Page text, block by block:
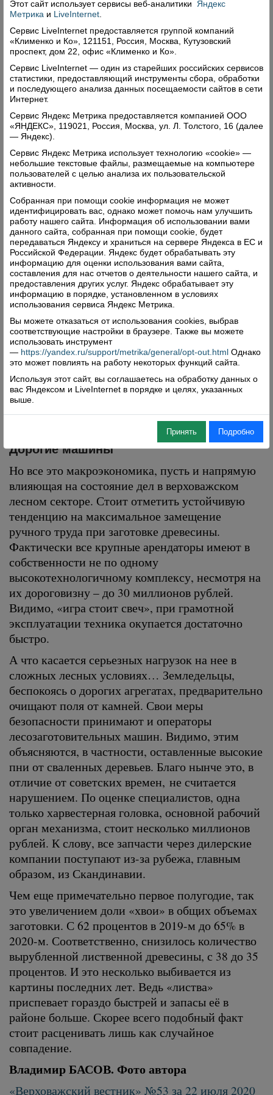
рублей. Переработчики активно закупали
«кругляк», увеличивали объемы производства,
создавали запасы сырья на межсезонье. В целом
по региону были заготовлены рекордные 17,7
миллиона кубометров древесины. Нарасхват
шли и верховажские «хвоя» и «листва».
Освоение расчетной лесосеки по местному
лесфонду тогда превысило 85 процентов. В
следующем году тенденция к росту объемов
заготовки древесины верховажскими
арендаторами продолжилась.
Даже несмотря на то, что уже в начале 2019-го
о снижении цен на свою продукцию в среднем
на 10-15 процентов. Это потянуло за собой весь
рынок лесоматериалов, подешевели древесина и
целлюлоза. Склады производителей целлюлозы
и бумаги в Швеции и Финляндии оказались
затоварены балансами из России. С того
времени, по мнению аналитиков группы
компаний «Вологодские лесопромышленники»,
ситуация существенно не изменилась. Пусть и
удалось как минимум стабилизировать цены. В
долгосрочной перспективе эксперты
рассчитывают возвращения пусть не к
значениям 2018 года, то хотя бы – первого
квартала 2019-го.
Дорогие машины
Но все это макроэкономика, пусть и напрямую
влияющая на состояние дел в верховажском
лесном секторе. Стоит отметить устойчивую
тенденцию на максимальное замещение
ручного труда при заготовке древесины.
Фактически все крупные арендаторы имеют в
собственности не по одному
высокотехнологичному комплексу, несмотря на
их дороговизну – до 30 миллионов рублей.
Видимо, «игра стоит свеч», при грамотной
эксплуатации техника окупается достаточно
быстро.
А что касается серьезных нагрузок на нее в
сложных лесных условиях… Земледельцы,
беспокоясь о дорогих агрегатах, предварительно
очищают поля от камней. Свои меры
безопасности принимают и операторы
лесозаготовительных машин. Видимо, этим
объясняются, в частности, оставленные высокие
пни от сваленных деревьев. Благо нынче это, в
отличие от советских времен, не считается
нарушением. По оценке специалистов, одна
только харвестерная головка, основной рабочий
орган механизма, стоит несколько миллионов
рублей. К слову, все запчасти через дилерские
компании поступают из-за рубежа, главным
образом, из Скандинавии.
Чем еще примечательно первое полугодие, так
это увеличением доли «хвои» в общих объемах
заготовки. С 62 процентов в 2019-м до 65% в
2020-м. Соответственно, снизилось количество
вырубленной лиственной древесины, с 38 до 35
процентов. И это несколько выбивается из
картины последних лет. Ведь «листва»
приспевает гораздо быстрей и запасы её в
районе больше. Скорее всего подобный факт
стоит расценивать лишь как случайное
совпадение.
Владимир БАСОВ. Фото автора
«Верховажский вестник» №53 за 22 июля 2020
Этот сайт использует сервисы веб-аналитики
Яндекс
Метрика и LiveInternet
Сервис LiveInternet предоставляется группой компаний
«Клименко и Ко», 121151, Россия, Москва, Кутузовский
проспект, дом 22, офис «Клименко и Ко».
Сервис LiveInternet — один из старейших российских сервисов
статистики, предоставляющий инструменты сбора, обработки
и последующего анализа данных посещаемости сайтов в сети
Интернет.
Сервис Яндекс Метрика предоставляется компанией ООО
«ЯНДЕКС», 119021, Россия, Москва, ул. Л. Толстого, 16 (далее
— Яндекс).
Сервис Яндекс Метрика использует технологию «cookie» —
небольшие текстовые файлы, размещаемые на компьютере
пользователей с целью анализа их пользовательской
активности.
Собранная при помощи cookie информация не может
идентифицировать вас, однако может помочь нам улучшить
работу нашего сайта. Информация об использовании вами
данного сайта, собранная при помощи cookie, будет
передаваться Яндексу и храниться на сервере Яндекса в ЕС и
Российской Федерации. Яндекс будет обрабатывать эту
информацию для оценки использования вами сайта,
составления для нас отчетов о деятельности нашего сайта, и
предоставления других услуг. Яндекс обрабатывает эту
информацию в порядке, установленном в условиях
использования сервиса Яндекс Метрика.
Вы можете отказаться от использования cookies, выбрав
соответствующие настройки в браузере. Также вы можете
использовать инструмент
— https://yandex.ru/support/metrika/general/opt-out.html Однако
это может повлиять на работу некоторых функций сайта.
Используя этот сайт, вы соглашаетесь на обработку данных о
вас Яндексом и LiveInternet в порядке и целях, указанных
выше.
Принять Подробно